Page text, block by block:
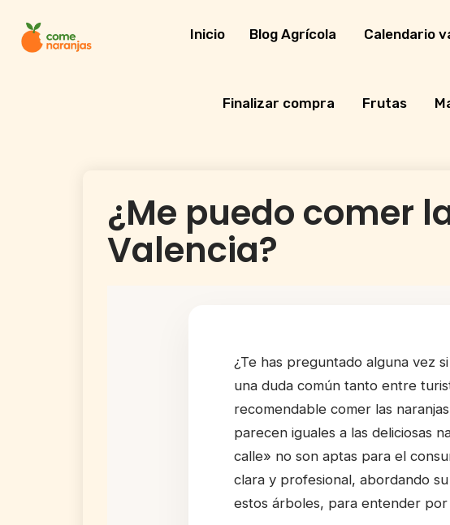
content
Inicio Blog Agrícola Calendario
Finalizar compra Frutas
¿Me puedo comer
Valencia?
¿Te has preguntado alguna vez
una duda común tanto entre
recomendable comer las
parecen iguales a las deliciosas
calle» no son aptas para el
clara y profesional, abordando
estos árboles, para entender